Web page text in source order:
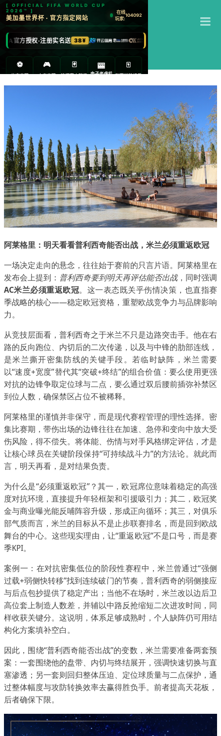
杏彩体育
阿莱格里：明天看看普利西奇能否出战，米兰必须重返欧冠
一场决定走向的悬念，往往始于赛前的只言片语。阿莱格里在
发布会上提到： 普利西奇要到明天再评估能否出战，同时强调
AC米兰必须重返欧冠。这一表态既关乎伤情决策，也直指赛
季战略的核心——稳定欧冠资格，重塑欧战竞争力与品牌影响
力。
从竞技层面看，普利西奇之于米兰不只是边路突击手。他在右
路的反向跑位、内切后的二次传递，以及与中锋的肋部连线，
是米兰撕开密集防线的关键手段。若临时缺阵，米兰需要
以“速度+宽度”替代其“突破+终结”的组合价值：要么使用更强
对抗的边锋争取定位球与二点，要么通过双后腰前插弥补禁区
到位人数，确保禁区占位不被稀释。
阿莱格里的谨慎并非保守，而是现代赛程管理的理性选择。密
集比赛期，带伤出场的边锋往往在加速、急停和变向中放大受
伤风险，得不偿失。将体能、伤情与对手风格绑定评估，才是
让核心球员在关键阶段保持“可持续战斗力”的方法论。就此而
言，明天再看，是对结果负责。
为什么是“必须重返欧冠”？其一，欧冠席位意味着稳定的高强
度对抗环境，直接提升年轻框架和引援吸引力；其二，欧冠奖
金与商业曝光能反哺阵容升级，形成正向循环；其三，对俱乐
部气质而言，米兰的目标从不是止步联赛排名，而是回到欧战
舞台的中心。这些现实理由，让“重返欧冠”不是口号，而是赛
季KPI。
案例一：在对抗密集低位的阶段性赛程中，米兰曾通过“强侧
过载+弱侧快转移”找到连续破门的节奏，普利西奇的弱侧接应
与后点包抄提供了稳定产出；当他不在场时，米兰改以边后卫
高位套上制造人数差，并辅以中路反抢缩短二次进攻时间，同
样收获关键分。这说明，体系足够成熟时，个人缺阵仍可用结
构化方案填补空白。
因此，围绕“普利西奇能否出战”的变数，米兰需要准备两套预
案：一套围绕他的盘带、内切与终结展开，强调快速切换与直
塞渗透；另一套则回归整体压迫、定位球质量与二点保护，通
过整体幅度与攻防转换效率去赢得胜负手。前者提高天花板，
后者确保下限。